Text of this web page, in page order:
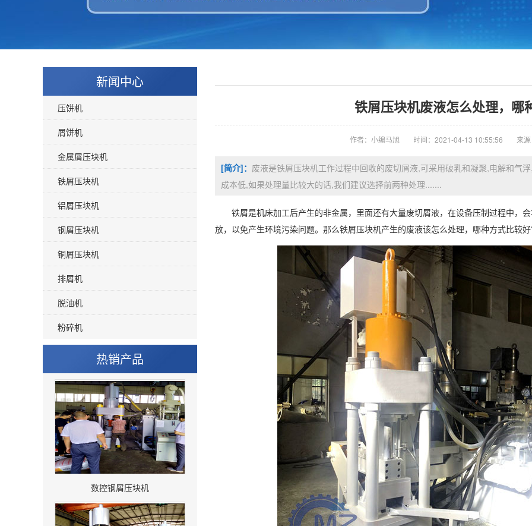
铁屑压块机废液怎么处理，哪
作者：小编马旭 时间：2021-04-13 10:55:56 来
[简介]： 废液是铁屑压块机工作过程中回收的废切屑液,可采用破乳和凝聚,电解和气
成本低,如果处理量比较大的话,我们建议选择前两种处理.......
铁屑是机床加工后产生的非金属，里面还有大量废切屑液，在设备压制过程中，
放，以免产生环境污染问题。那么铁屑压块机产生的废液该怎么处理，哪种方式比较
新闻中心
压饼机
屑饼机
金属屑压块机
铁屑压块机
铝屑压块机
钢屑压块机
铜屑压块机
排屑机
脱油机
粉碎机
热销产品
数控钢屑压块机